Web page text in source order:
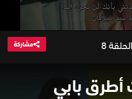
8 مشاركة
بابي